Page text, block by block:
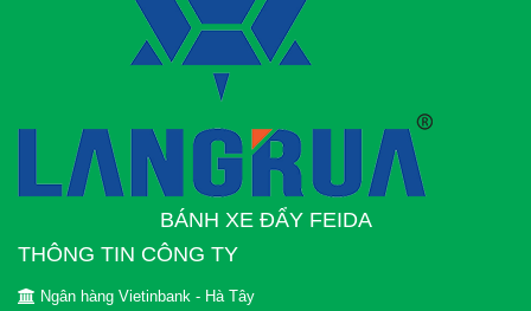
BÁNH XE ĐẨY FEIDA
THÔNG TIN CÔNG TY
Ngân hàng Vietinbank - Hà Tây